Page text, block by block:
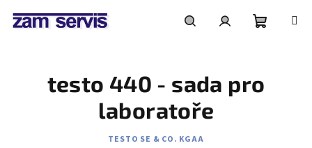
košík
testo 440 - sada pro
laboratoře
TESTO SE & CO. KGAA